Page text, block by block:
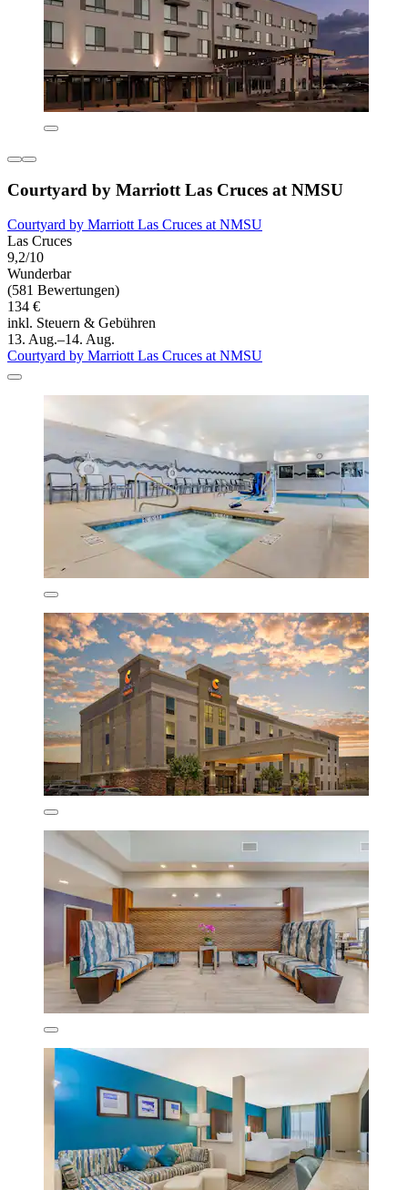
Courtyard by Marriott Las Cruces at NMSU
Courtyard by Marriott Las Cruces at NMSU
Las Cruces
9,2/10
Wunderbar
(581 Bewertungen)
134 €
inkl. Steuern & Gebühren
13. Aug.–14. Aug.
Courtyard by Marriott Las Cruces at NMSU